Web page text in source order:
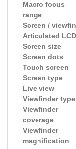
Macro focus
range
Screen /
Articulated LCD
Screen size
Screen dots
Touch screen
Screen type
Live view
Viewfinder type
Viewfinder
coverage
Viewfinder
magnification